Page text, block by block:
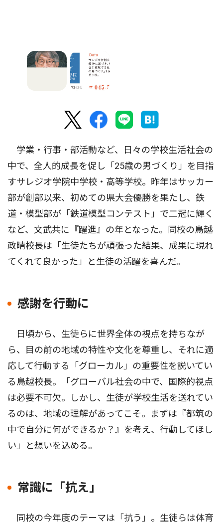
学業・行事・部活動など、日々の学校生活社会の
中で、全人的成長を促し「25歳の男づくり」を目指
すサレジオ学院中学校・高等学校。昨年はサッカー
部が創部以来、初めての県大会優勝を果たし、鉄
道・模型部が「鉄道模型コンテスト」で二冠に輝く
など、文武共に『躍進』の年となった。同校の鳥越
政晴校長は「生徒たちが頑張った結果、成果に現れ
てくれて良かった」と生徒の活躍を喜んだ。
感謝を行動に
日頃から、生徒らに世界全体の視点を持ちなが
ら、目の前の地域の特性や文化を尊重し、それに適
応して行動する「グローカル」の重要性を説いてい
る鳥越校長。「グローバル社会の中で、国際的視点
は必要不可欠。しかし、生徒が学校生活を送れてい
るのは、地域の理解があってこそ。まずは『都筑の
中で自分に何ができるか？』を考え、行動してほし
い」と想いを込める。
常識に「抗え」
同校の今年度のテーマは「抗う」。生徒らは体育